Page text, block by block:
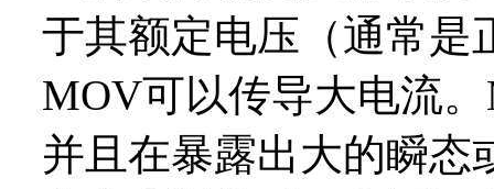
于其额定电压（通常是
MOV可以传导大电流
并且在暴露出大的瞬态